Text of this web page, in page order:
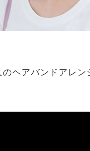
ヘアバンドアレン